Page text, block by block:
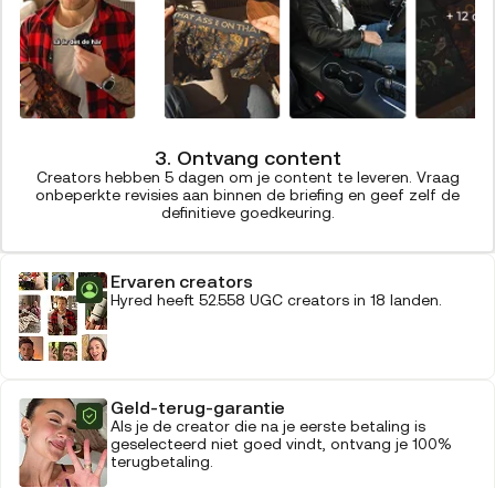
3. Ontvang content
Creators hebben 5 dagen om je content te leveren. Vraag
onbeperkte revisies aan binnen de briefing en geef zelf de
definitieve goedkeuring.
Ervaren creators
Hyred heeft 52.558 UGC creators in 18 landen.
Geld-terug-garantie
Als je de creator die na je eerste betaling is
geselecteerd niet goed vindt, ontvang je 100%
terugbetaling.